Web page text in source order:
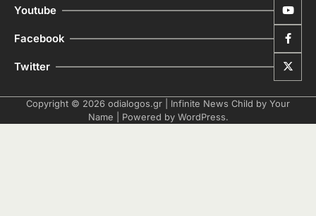
Youtube
Facebook
Twitter
Copyright © 2026 odialogos.gr | Infinite News Child by Your
Name | Powered by WordPress.